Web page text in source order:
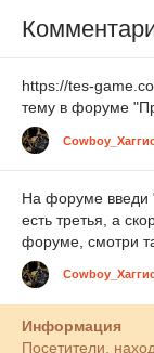
https://tes-
тему в форуме
На форуме введи
есть третья, а
форуме, смотри
Информация
Посетители,